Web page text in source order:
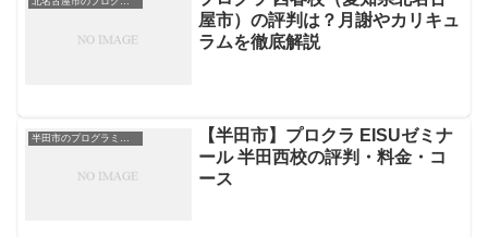
屋市）の評判は？月謝やカリキュ
ラムを徹底解説
【半田市】プロクラ EISUゼミナ
ール 半田西校の評判・料金・コ
ース